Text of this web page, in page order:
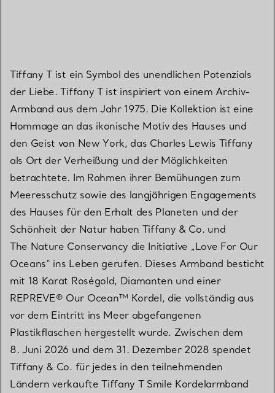
Tiffany T ist ein Symbol des unendlichen Potenzials
der Liebe. Tiffany T ist inspiriert von einem Archiv-
Armband aus dem Jahr 1975. Die Kollektion ist eine
Hommage an das ikonische Motiv des Hauses und
den Geist von New York, das Charles Lewis Tiffany
als Ort der Verheißung und der Möglichkeiten
betrachtete. Im Rahmen ihrer Bemühungen zum
Meeresschutz sowie des langjährigen Engagements
des Hauses für den Erhalt des Planeten und der
Schönheit der Natur haben Tiffany & Co. und
The Nature Conservancy die Initiative „Love For Our
Oceans“ ins Leben gerufen. Dieses Armband besticht
mit 18 Karat Roségold, Diamanten und einer
REPREVE® Our Ocean™ Kordel, die vollständig aus
vor dem Eintritt ins Meer abgefangenen
Plastikflaschen hergestellt wurde. Zwischen dem
8. Juni 2026 und dem 31. Dezember 2028 spendet
Tiffany & Co. für jedes in den teilnehmenden
Ländern verkaufte Tiffany T Smile Kordelarmband